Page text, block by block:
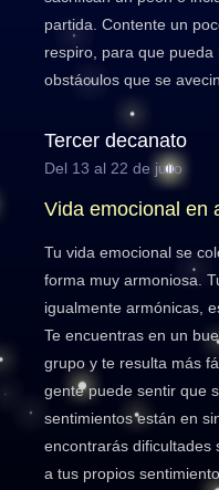
partida. Contente un
respiro, para que
obstáculos que se
Tercer decanato
Del 13 al 22 de julio
Vida emocional en
Tu vida emocional se
forma muy armoniosa.
igualmente armónicas,
Te encuentras en un
grupo y te resulta más
gente puede sentir que
sentimientos están en
encontrarás dificultades
a tus propios